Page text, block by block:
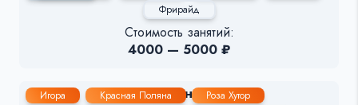
Фрирайд
Стоимость занятий:
4000 — 5000 ₽
Игора Красная Поляна Роза Хутор
Ирина